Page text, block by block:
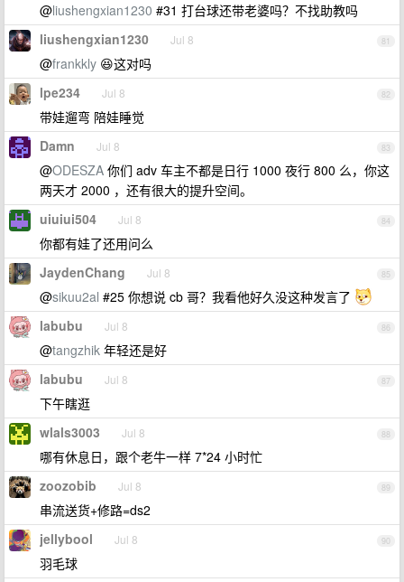
@liushengxian1230 #31 打台球还带老婆吗？不找助教吗
81
liushengxian1230 Jul 8
@frankkly 😆这对吗
82
lpe234 Jul 8
带娃遛弯 陪娃睡觉
83
Damn Jul 8
@ODESZA 你们 adv 车主不都是日行 1000 夜行 800 么，你这
两天才 2000 ，还有很大的提升空间。
84
uiuiui504 Jul 8
你都有娃了还用问么
85
JaydenChang Jul 8
@sikuu2al #25 你想说 cb 哥？我看他好久没这种发言了
86
labubu Jul 8
@tangzhik 年轻还是好
87
labubu Jul 8
下午瞎逛
88
wlals3003 Jul 8
哪有休息日，跟个老牛一样 7*24 小时忙
89
zoozobib Jul 8
串流送货+修路=ds2
90
jellybool Jul 8
羽毛球